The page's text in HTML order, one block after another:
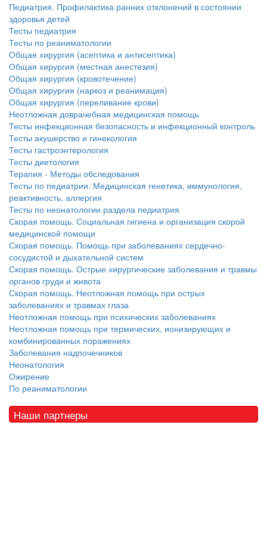
Педиатрия. Профилактика ранних отклонений в состоянии
здоровья детей
Тесты педиатрия
Тесты по реаниматологии
Общая хирургия (асептика и антисептика)
Общая хирургия (местная анестезия)
Общая хирургия (кровотечение)
Общая хирургия (наркоз и реанимация)
Общая хирургия (переливание крови)
Неотложная доврачебная медицинская помощь
Тесты инфекционная безопасность и инфекционный контроль
Тесты акушерство и гинекология
Тесты гастроэнтерология
Тесты диетология
Терапия - Методы обследования
Тесты по педиатрии. Медицинская генетика, иммунология,
реактивность, аллергия
Тесты по неонатологии раздела педиатрия
Скорая помощь. Социальная гигиена и организация скорой
медицинской помощи
Скорая помощь. Помощь при заболеваниях сердечно-
сосудистой и дыхательной систем
Скорая помощь. Острые хирургические заболевания и травмы
органов груди и живота
Скорая помощь. Неотложная помощь при острых
заболеваниях и травмах глаза
Неотложная помощь при психических заболеваниях
Неотложная помощь при термических, ионизирующих и
комбинированных поражениях
Заболевания надпочечников
Неонатология
Ожирение
По реаниматологии
Наши партнеры